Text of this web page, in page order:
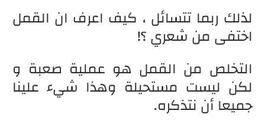
لذلك ربما تتسائل ، كيف اعرف ان القمل
اختفى من شعري ؟!
التخلص من القمل هو عملية صعبة و
لكن ليست مستحيلة وهذا شيء علينا
جميعا أن نتذكره.